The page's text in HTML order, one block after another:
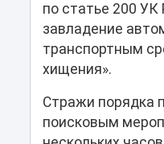
по статье 200
завладение
транспортным
хищения».
Стражи порядка
поисковым